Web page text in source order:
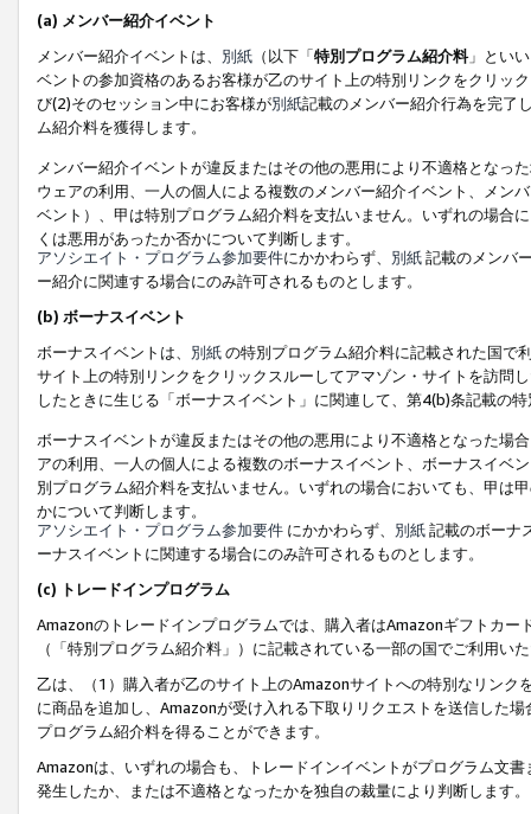
(a) メンバー紹介イベント
メンバー紹介イベントは、 別紙 （以下「特別プログラム紹介料」とい
ベントの参加資格のあるお客様が乙のサイト上の特別リンクをクリッ
び(2)そのセッション中にお客様が別紙記載のメンバー紹介行為を完了
ム紹介料を獲得します。
メンバー紹介イベントが違反またはその他の悪用により不適格となっ
ウェアの利用、一人の個人による複数のメンバー紹介イベント、メン
ベント）、甲は特別プログラム紹介料を支払いません。いずれの場合
くは悪用があったか否かについて判断します。
アソシエイト・プログラム参加要件にかかわらず、 別紙記載のメンバ
ー紹介に関連する場合にのみ許可されるものとします。
(b) ボーナスイベント
ボーナスイベントは、 別紙の特別プログラム紹介料に記載された国で
サイト上の特別リンクをクリックスルーしてアマゾン・サイトを訪問
したときに生じる「ボーナスイベント」に関連して、第4(b)条記載の
ボーナスイベントが違反またはその他の悪用により不適格となった場
アの利用、一人の個人による複数のボーナスイベント、ボーナスイベ
別プログラム紹介料を支払いません。いずれの場合においても、甲は
かについて判断します。
アソシエイト・プログラム参加要件 にかかわらず、 別紙記載のボーナ
ーナスイベントに関連する場合にのみ許可されるものとします。
(c) トレードインプログラム
Amazonのトレードインプログラムでは、購入者はAmazonギフトカ
（「特別プログラム紹介料」）に記載されている一部の国でご利用い
乙は、（1）購入者が乙のサイト上のAmazonサイトへの特別なリン
に商品を追加し、Amazonが受け入れる下取りリクエストを送信した
プログラム紹介料を得ることができます。
Amazonは、いずれの場合も、トレードインイベントがプログラム文
発生したか、または不適格となったかを独自の裁量により判断します。